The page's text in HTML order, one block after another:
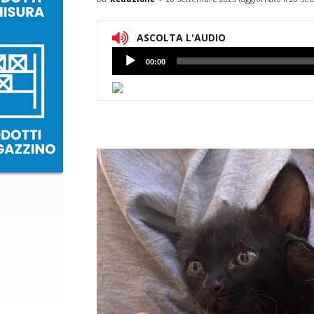
ASCOLTA L'AUDIO
Lettore
Audio
00:00